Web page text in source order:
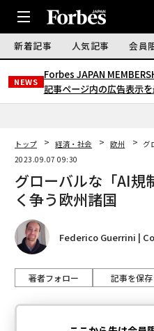
新着記事 人気記事 会員
NEWS
Forbes JAPAN
記事ページ内の広告表示
トップ 経済・社会 欧州
グ
2023.09.07 09:30
グローバルな「AI規
く争う欧州諸国
Federico Guerrini |
著者フォロー 記事を保存